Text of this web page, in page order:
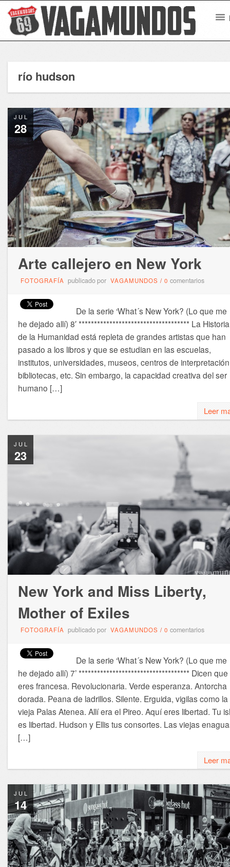
río hudson
JUL
28
Arte callejero en New York
FOTOGRAFÍA publicado por VAGAMUNDOS / 0 comentarios
De la serie ‘What´s New York? (Lo que me
he dejado allí) 8′ ************************************ La Historia
de la Humanidad está repleta de grandes artistas que han
pasado a los libros y que se estudian en las escuelas,
institutos, universidades, museos, centros de
bibliotecas, etc. Sin embargo, la capacidad creativa del ser
humano […]
Leer
JUL
23
New York and Miss Liberty,
Mother of Exiles
FOTOGRAFÍA publicado por VAGAMUNDOS / 0 comentarios
De la serie ‘What´s New York? (Lo que me
he dejado allí) 7’ ************************************ Dicen que
eres francesa. Revolucionaria. Verde esperanza. Antorcha
dorada. Peana de ladrillos. Silente. Erguida, vigilas como la
vieja Palas Atenea. Allí era el Pireo. Aquí eres libertad. Tu
es libertad. Hudson y Ellis tus consortes. Las viejas
[…]
Leer
JUL
14